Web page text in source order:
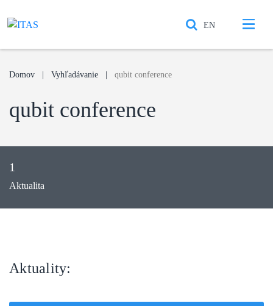
EN
Domov Vyhľadávanie qubit conference
qubit conference
1
Aktualita
Aktuality: